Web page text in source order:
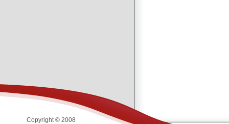
Copyright © 2008